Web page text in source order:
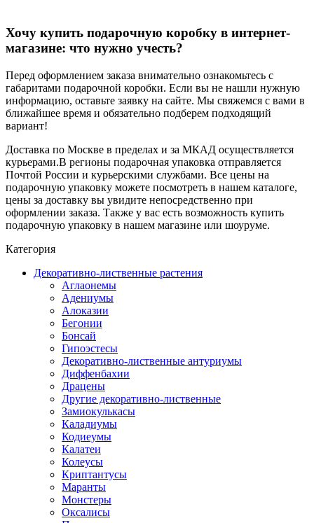
Хочу купить подарочную коробку в интернет-
магазине: что нужно учесть?
Перед оформлением заказа внимательно ознакомьтесь с
габаритами подарочной коробки. Если вы не нашли нужную
информацию, оставьте заявку на сайте. Мы свяжемся с вами в
ближайшее время и обязательно подберем подходящий
вариант!
Доставка по Москве в пределах и за МКАД осуществляется
курьерами.В регионы подарочная упаковка отправляется
Почтой России и курьерскими службами. Все цены на
подарочную упаковку можете посмотреть в нашем каталоге,
цены за доставку вы увидите непосредственно при
оформлении заказа. Также у вас есть возможность купить
подарочную упаковку в нашем магазине или шоуруме.
Категория
Декоративно-лиственные растения
Аглаонемы
Адениумы
Алоказии
Бегонии
Бонсай
Гипоэстесы
Декоративно-лиственные антуриумы
Диффенбахии
Драцены
Другие декоративно-лиственные
Замиокулькасы
Каладиумы
Кодиеумы
Калатеи
Колеусы
Криптантусы
Маранты
Монстеры
Оксалисы